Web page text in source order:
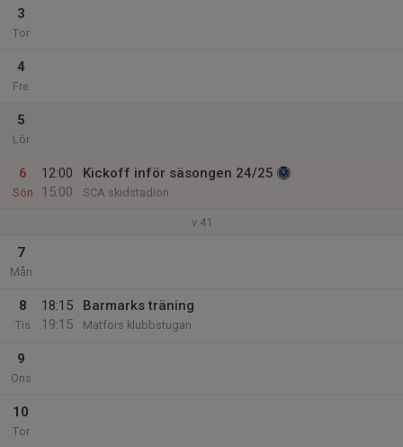
3
Tor
4
Fre
5
Lör
6
Sön
12:00
15:00
Kickoff inför säsongen 24/25
SCA skidstadion
v.41
7
Mån
8
Tis
18:15
19:15
Barmarks träning
Matfors klubbstugan
9
Ons
10
Tor